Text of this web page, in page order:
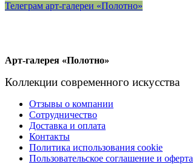
Телеграм арт-галереи «Полотно»
Арт-галерея «Полотно»
Коллекции современного искусства
Отзывы о компании
Сотрудничество
Доставка и оплата
Контакты
Политика использования cookie
Пользовательское соглашение и оферта